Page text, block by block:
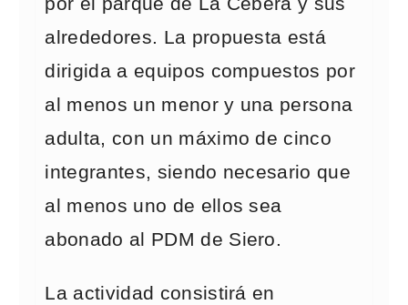
alrededores. La propuesta está
dirigida a equipos compuestos por
al menos un menor y una persona
adulta, con un máximo de cinco
integrantes, siendo necesario que
al menos uno de ellos sea
abonado al PDM de Siero.
La actividad consistirá en